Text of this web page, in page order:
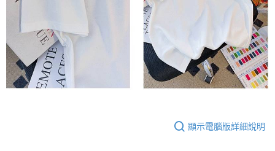
顯示電腦版詳細說明